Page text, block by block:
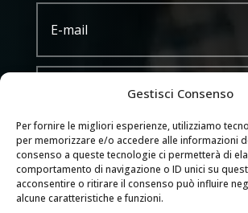
Gestisci Consenso
Per fornire le migliori esperienze, utilizziamo
per memorizzare e/o accedere alle informazioni
consenso a queste tecnologie ci permetterà di
comportamento di navigazione o ID unici su
acconsentire o ritirare il consenso può influire
alcune caratteristiche e funzioni.
Trattamento dei dati